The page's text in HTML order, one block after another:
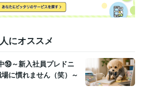
にオススメ
⑲～新入社員プレドニ
に慣れません（笑）～